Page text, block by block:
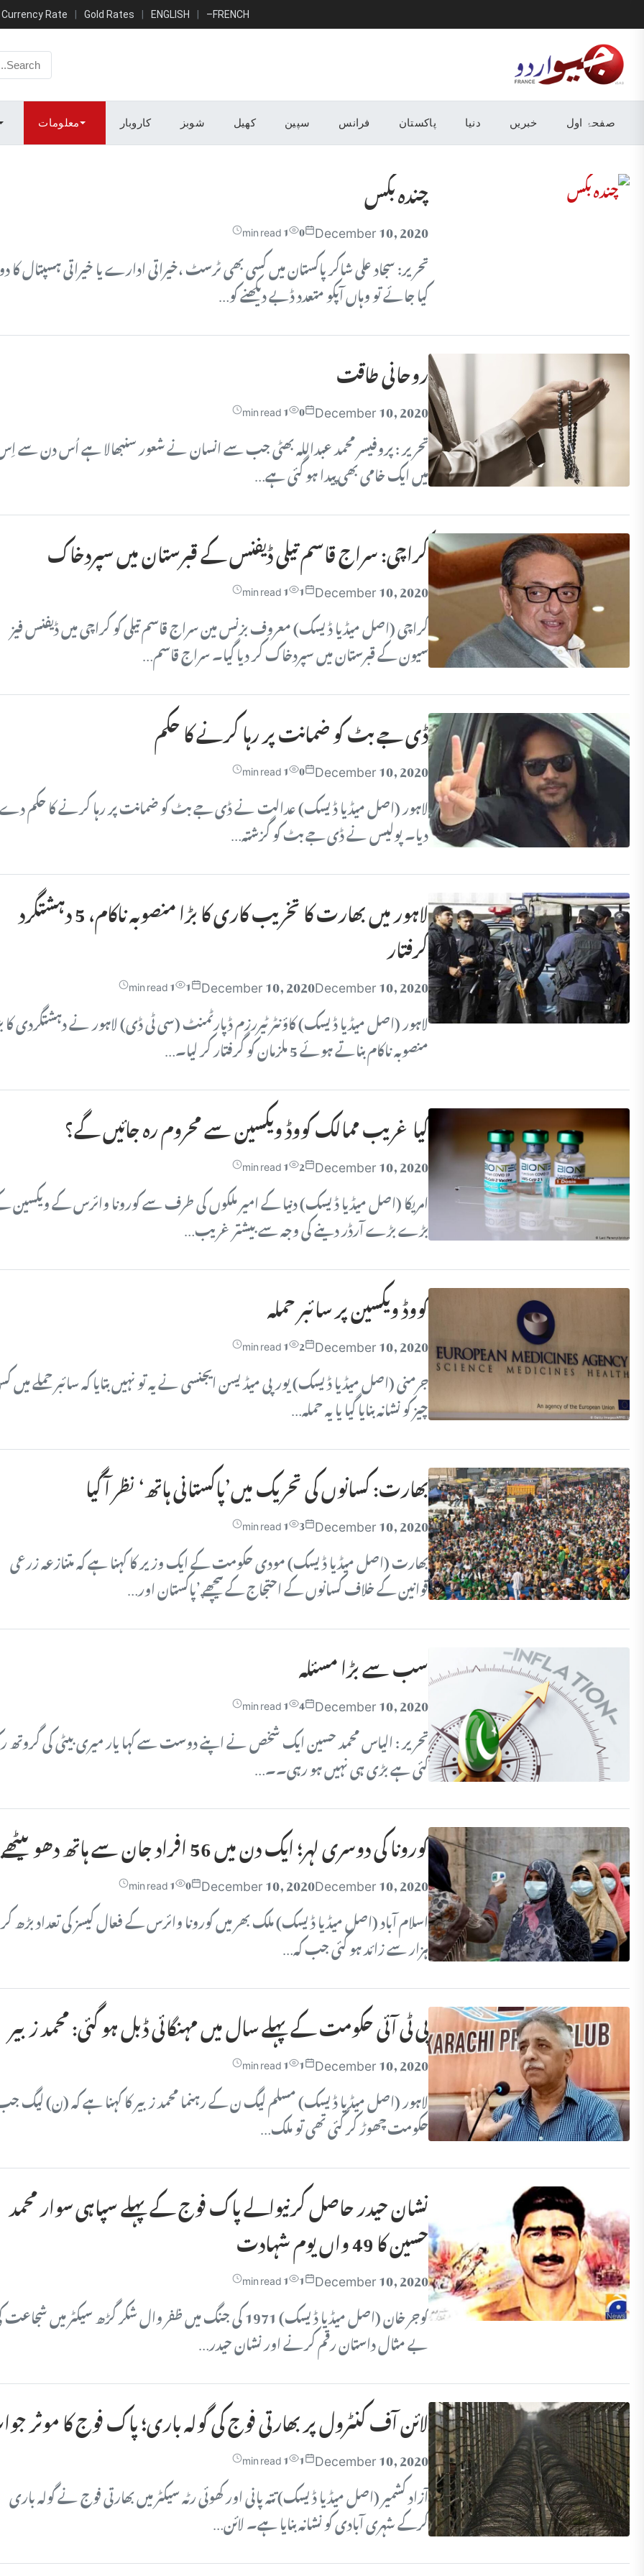
Currency Rate Gold Rates ENGLISH –FRENCH
صفحۂ اول خبریں دنیا پاکستان فرانس سپین کھیل شوبز کاروبار معلومات
چندہ بکس
December 10, 2020
0
1 min read
تحریر: سجاد علی شاکر پاکستان میں کسی بھی ٹرسٹ ،خیراتی ادارے یا خیراتی ہسپتال کا
کیا جائے تو وہاں آپکو متعدد ڈبے دیکھنے کو…
روحانی طاقت
December 10, 2020
0
1 min read
تحریر : پروفیسر محمد عبداللہ بھٹی جب سے انسان نے شعور سنبھالا ہے اُس دن سے
میں ایک خامی بھی پیدا ہو گئی ہے…
کراچی: سراج قاسم تیلی ڈیفنس کے قبرستان میں سپردخاک
December 10, 2020
1
1 min read
کراچی (اصل میڈیا ڈیسک) معروف بزنس مین سراج قاسم تیلی کو کراچی میں ڈیفنس فیز
سیون کے قبرستان میں سپردخاک کر دیا گیا۔ سراج قاسم…
ڈی جے بٹ کو ضمانت پر رہا کرنے کا حکم
December 10, 2020
0
1 min read
لاہور (اصل میڈیا ڈیسک) عدالت نے ڈی جے بٹ کو ضمانت پر رہا کرنے کا حکم دے
دیا۔ پولیس نے ڈی جے بٹ کو گزشتہ…
لاہور میں بھارت کا تخریب کاری کا بڑا منصوبہ ناکام، 5 دہشتگرد
گرفتار
December 10, 2020December 10, 2020
1
1 min read
لاہور (اصل میڈیا ڈیسک) کاؤنٹر ٹیررزم ڈپارٹمنٹ (سی ٹی ڈی) لاہور نے دہشتگردی کا
منصوبہ ناکام بناتے ہوئے 5 ملزمان کو گرفتار کر لیا۔…
کیا غریب ممالک کووڈ ویکسین سے محروم رہ جائیں گے؟
December 10, 2020
2
1 min read
امریکا (اصل میڈیا ڈیسک) دنیا کے امیر ملکوں کی طرف سے کورونا وائرس کے ویکسین
بڑے بڑے آرڈر دینے کی وجہ سے بیشتر غریب…
کووڈ ویکسین پر سائبر حملہ
December 10, 2020
2
1 min read
جرمنی (اصل میڈیا ڈیسک) یورپی میڈیسن ایجنسی نے یہ تو نہیں بتایا کہ سائبر حملے
چیز کو نشانہ بنایا گیا یا یہ حملہ…
بھارت: کسانوں کی تحریک میں’پاکستانی ہاتھ‘ نظر آ گیا
December 10, 2020
3
1 min read
بھارت (اصل میڈیا ڈیسک) مودی حکومت کے ایک وزیر کا کہنا ہے کہ متنازعہ زرعی
قوانین کے خلاف کسانوں کے احتجاج کے پیچھے ’پاکستان اور…
سب سے بڑا مسئلہ
December 10, 2020
4
1 min read
تحریر : الیاس محمد حسین ایک شخص نے اپنے دوست سے کہا یار میری بیٹی کی
گئی ہے بڑی ہی نہیں ہو رہی۔۔…
کورونا کی دوسری لہر؛ ایک دن میں 56 افراد جان سے ہاتھ دھو بیٹھے
December 10, 2020December 10, 2020
0
1 min read
ہزار سے زائد ہو گئی جب کہ…
پی ٹی آئی حکومت کے پہلے سال میں مہنگائی ڈبل ہو گئی: محمد زبیر
December 10, 2020
1
1 min read
لاہور (اصل میڈیا ڈیسک) مسلم لیگ ن کے رہنما محمد زبیر کا کہنا ہے کہ (ن) لیگ
حکومت چھوڑ کر گئی تھی تو ملک…
نشان حیدر حاصل کرنیوالے پاک فوج کے پہلے سپاہی سوار محمد
حسین کا 49 واں یوم شہادت
December 10, 2020
1
1 min read
گوجر خان (اصل میڈیا ڈیسک) 1971 کی جنگ میں ظفر وال شکر گڑھ سیکٹر میں
بے مثال داستان رقم کرنے اور نشان حیدر…
لائن آف کنٹرول پر بھارتی فوج کی گولہ باری؛ پاک فوج کا موثر
December 10, 2020
1
1 min read
آزاد کشمیر (اصل میڈیا ڈیسک) تتہ پانی اور کھوئی رٹہ سیکٹر میں بھارتی فوج نے گولہ باری
کرکے شہری آبادی کو نشانہ بنایا ہے۔ لائن…